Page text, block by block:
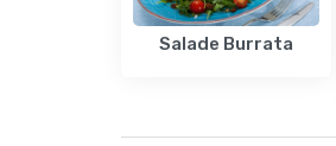
Salade Burrata